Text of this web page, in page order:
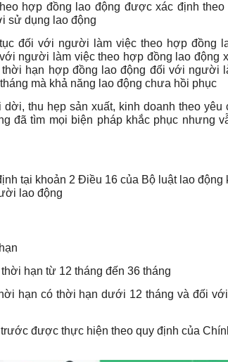
hợp đồng lao động được xác định theo
sử dụng lao động
đối với người làm việc theo hợp đồng
người làm việc theo hợp đồng lao động
hạn hợp đồng lao động đối với người
mà khả năng lao động chưa hồi phục
thu hẹp sản xuất, kinh doanh theo yêu
đã tìm mọi biện pháp khắc phục nhưng
tại khoản 2 Điều 16 của Bộ luật lao động
lao động
hạn từ 12 tháng đến 36 tháng
hạn có thời hạn dưới 12 tháng và đối
được thực hiện theo quy định của